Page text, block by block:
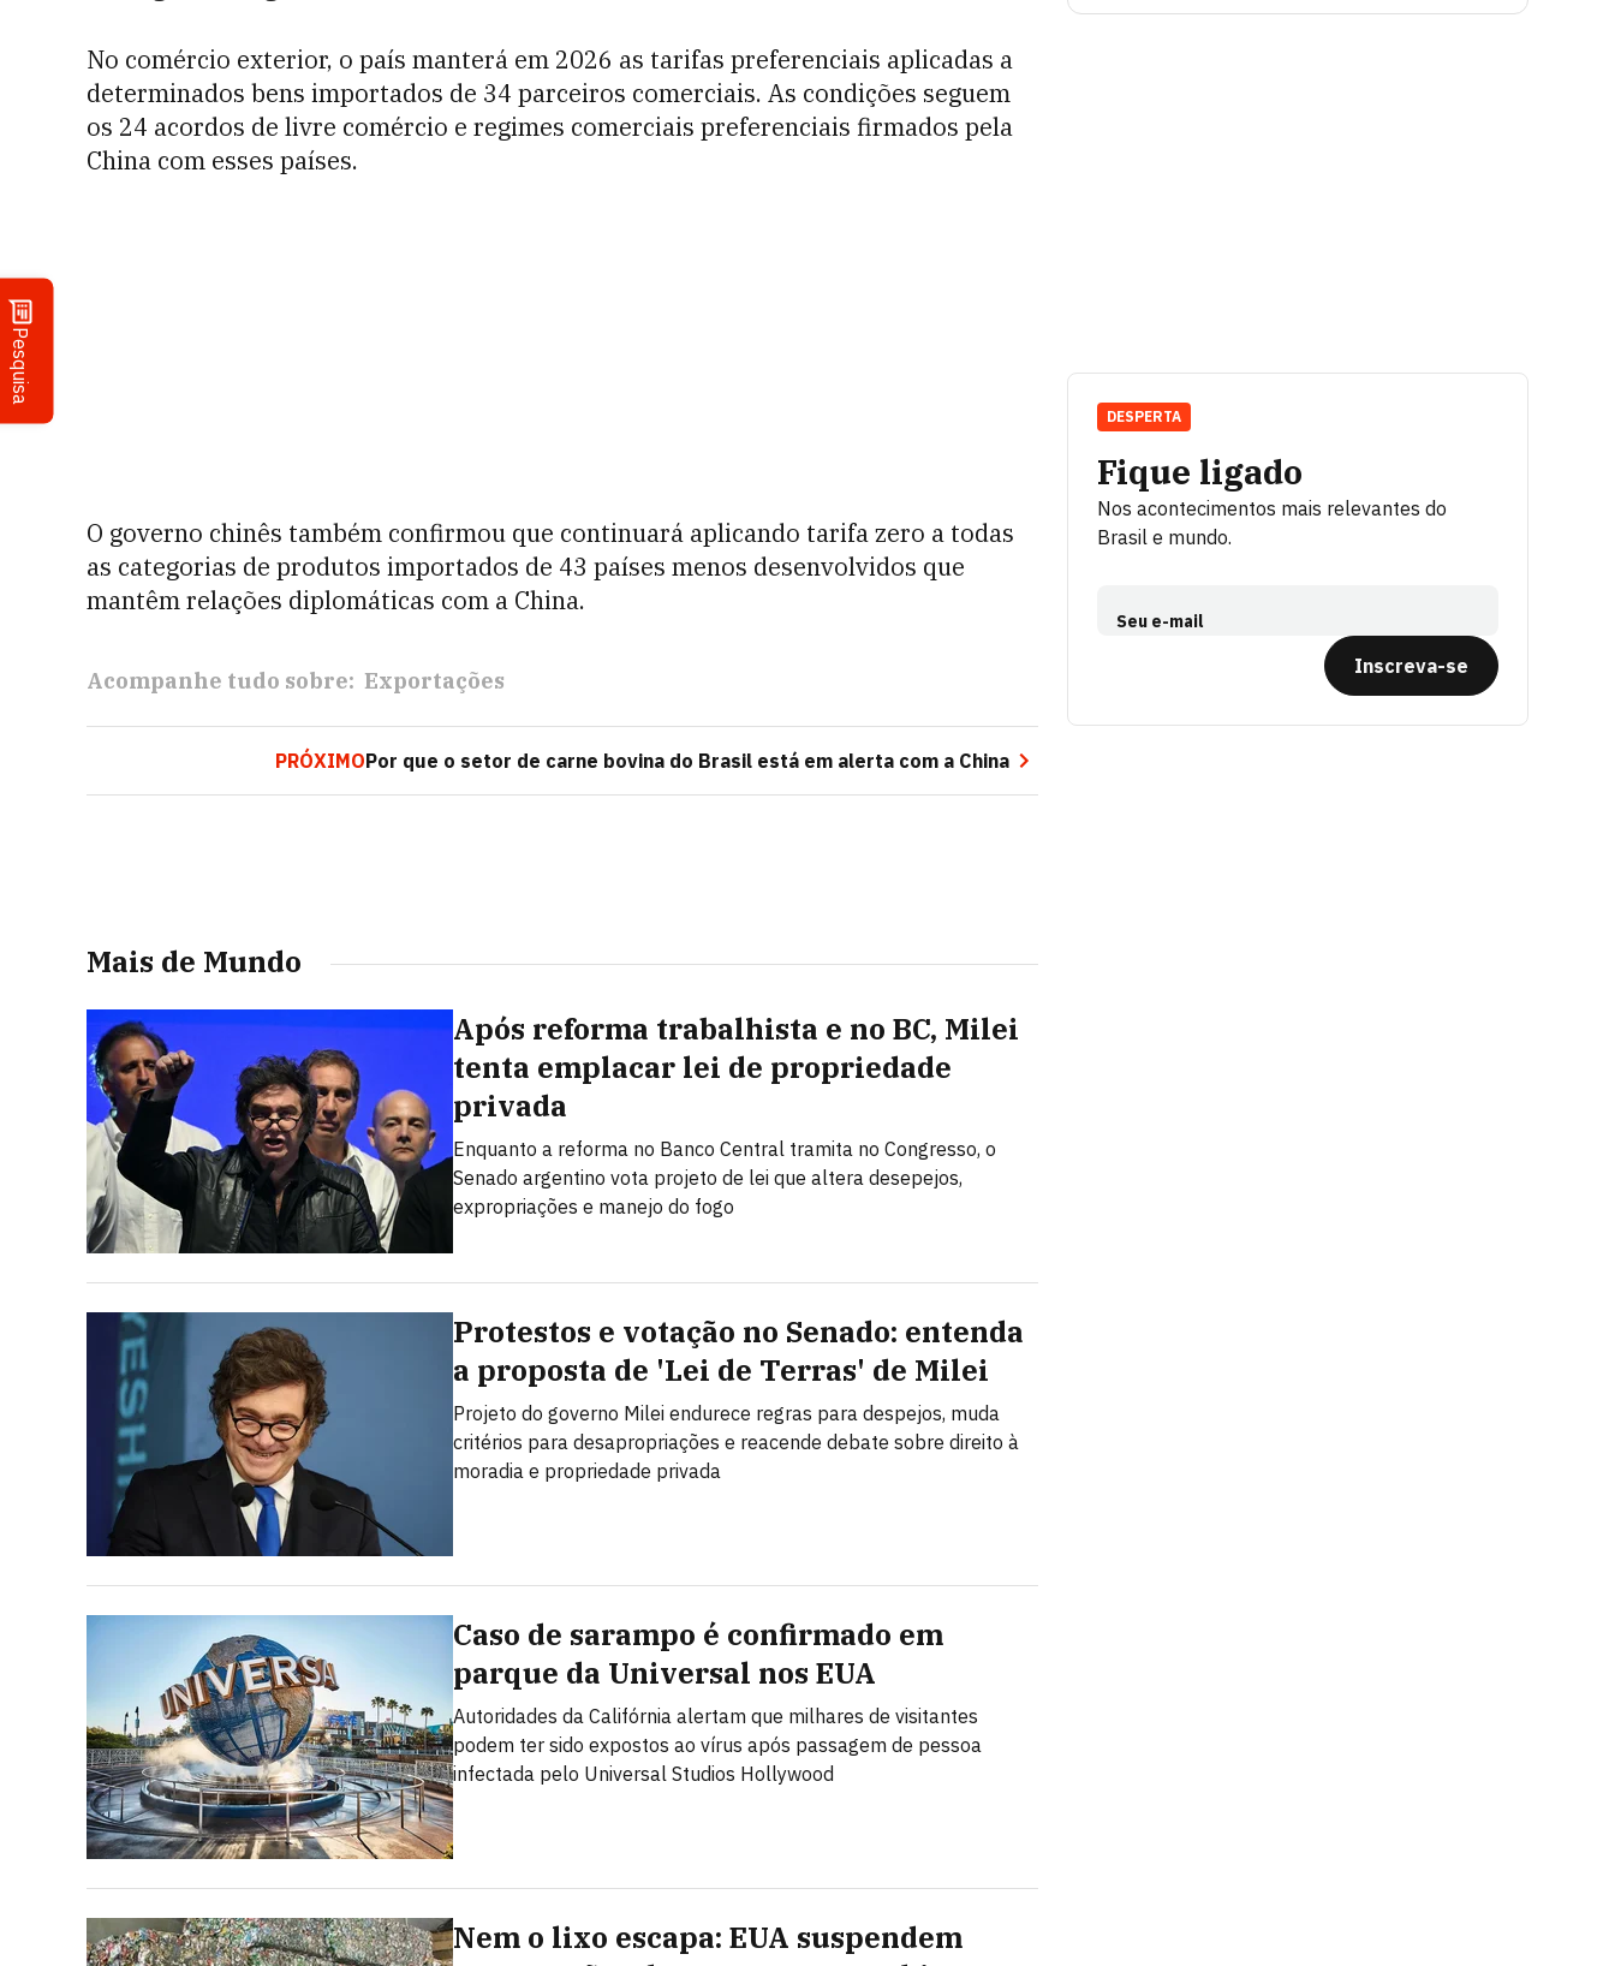
Pesquisa
No comércio exterior, o país manterá em 2026 as tarifas preferenciais aplicadas a
determinados bens importados de 34 parceiros comerciais. As condições seguem
os 24 acordos de livre comércio e regimes comerciais preferenciais firmados pela
China com esses países.
O governo chinês também confirmou que continuará aplicando tarifa zero a todas
as categorias de produtos importados de 43 países menos desenvolvidos que
mantêm relações diplomáticas com a China.
Acompanhe tudo sobre: Exportações
PRÓXIMOPor que o setor de carne bovina do Brasil está em alerta com a China
Mais de Mundo
Após reforma trabalhista e no BC, Milei
tenta emplacar lei de propriedade
privada
Enquanto a reforma no Banco Central tramita no Congresso, o
Senado argentino vota projeto de lei que altera desepejos,
expropriações e manejo do fogo
Protestos e votação no Senado: entenda
a proposta de 'Lei de Terras' de Milei
Projeto do governo Milei endurece regras para despejos, muda
critérios para desapropriações e reacende debate sobre direito à
moradia e propriedade privada
Caso de sarampo é confirmado em
parque da Universal nos EUA
Autoridades da Califórnia alertam que milhares de visitantes
podem ter sido expostos ao vírus após passagem de pessoa
infectada pelo Universal Studios Hollywood
Nem o lixo escapa: EUA suspendem
Fique ligado
Nos acontecimentos mais relevantes do
Brasil e mundo.
Seu e-mail
Inscreva-se
DESPERTA